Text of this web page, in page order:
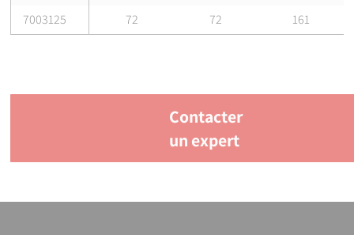
7003125
72 72 161
Contacter
un expert